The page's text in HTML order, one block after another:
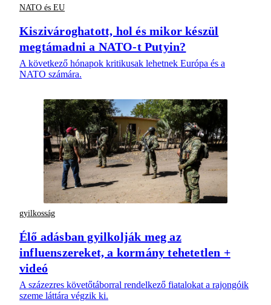
NATO és EU
Kiszivároghatott, hol és mikor készül
megtámadni a NATO-t Putyin?
A következő hónapok kritikusak lehetnek Európa és a
NATO számára.
gyilkosság
Élő adásban gyilkolják meg az
influenszereket, a kormány tehetetlen +
videó
A százezres követőtáborral rendelkező fiatalokat a rajongóik
szeme láttára végzik ki.